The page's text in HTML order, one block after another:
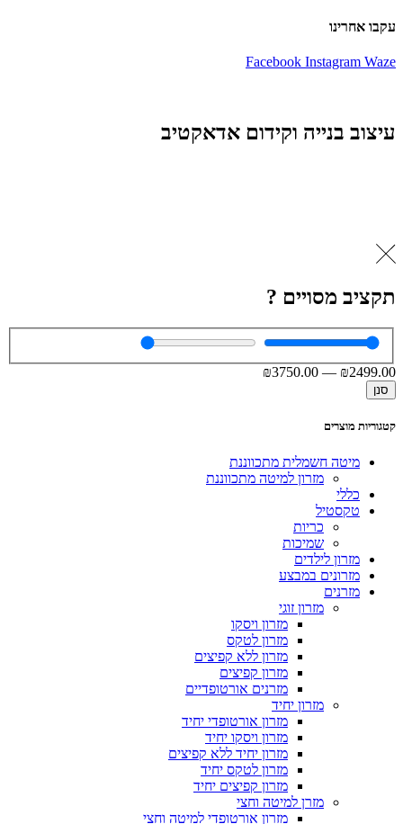
עקבו אחרינו
Facebook Instagram Waze
עיצוב בנייה וקידום אדאקטיב
תקציב מסויים ?
₪2499.00
—
₪3750.00
סנן
קטגוריות מוצרים
מיטה חשמלית מתכווננת
מזרון למיטה מתכווננת
כללי
טקסטיל
כריות
שמיכות
מזרון לילדים
מזרונים במבצע
מזרנים
מזרון זוגי
מזרון ויסקו
מזרון לטקס
מזרון ללא קפיצים
מזרון קפיצים
מזרנים אורטופדיים
מזרון יחיד
מזרון אורטופדי יחיד
מזרון ויסקו יחיד
מזרון יחיד ללא קפיצים
מזרון לטקס יחיד
מזרון קפיצים יחיד
מזרן למיטה וחצי
מזרון אורטופדי למיטה וחצי